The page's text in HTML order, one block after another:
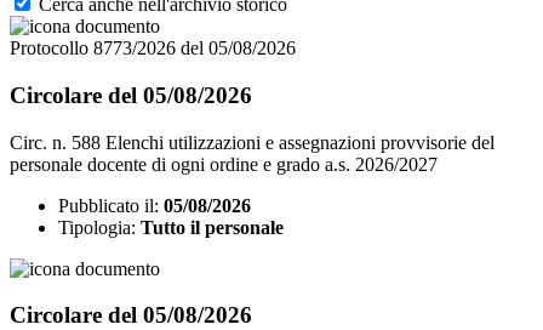
Cerca anche nell'archivio storico
Protocollo 8773/2026 del 05/08/2026
Circolare del 05/08/2026
Circ. n. 588 Elenchi utilizzazioni e assegnazioni provvisorie del
personale docente di ogni ordine e grado a.s. 2026/2027
Pubblicato il: 05/08/2026
Tipologia: Tutto il personale
Circolare del 05/08/2026